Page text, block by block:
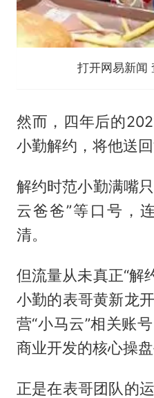
打开网易新闻
然而，四年后的
小勤解约，将他送回
解约时范小勤满嘴
云爸爸”等口号，
清。
但流量从未真正“解
小勤的表哥黄新龙
营“小马云”相关账
商业开发的核心操盘
正是在表哥团队的